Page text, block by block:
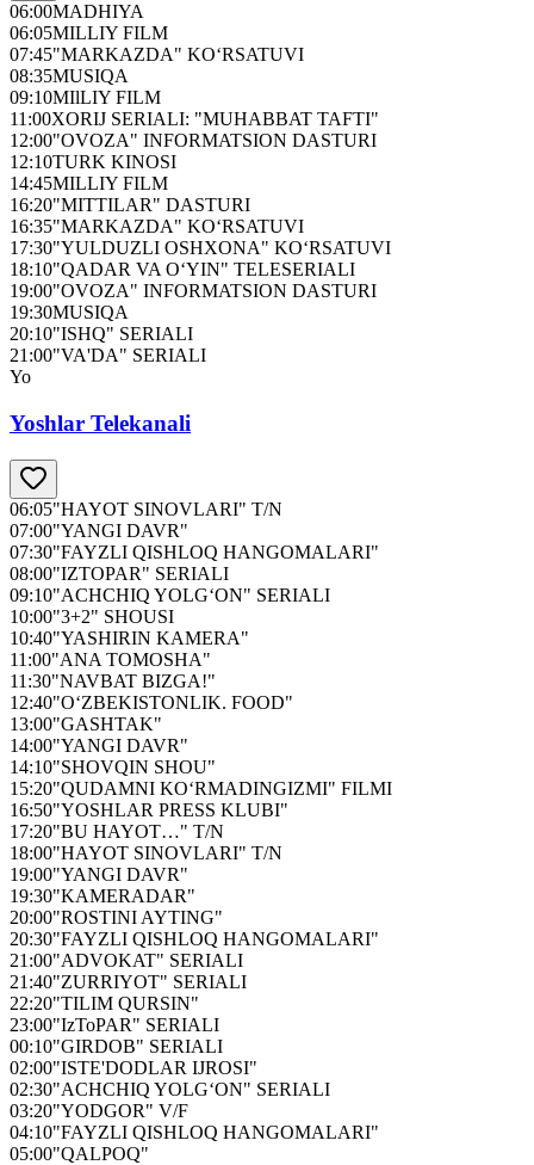
06:00MADHIYA
06:05MILLIY FILM
07:45"MARKAZDA" KO‘RSATUVI
08:35MUSIQA
09:10MIlLIY FILM
11:00XORIJ SERIALI: "MUHABBAT TAFTI"
12:00"OVOZA" INFORMATSION DASTURI
12:10TURK KINOSI
14:45MILLIY FILM
16:20"MITTILAR" DASTURI
16:35"MARKAZDA" KO‘RSATUVI
17:30"YULDUZLI OSHXONA" KO‘RSATUVI
18:10"QADAR VA O‘YIN" TELESERIALI
19:00"OVOZA" INFORMATSION DASTURI
19:30MUSIQA
20:10"ISHQ" SERIALI
21:00"VA'DA" SERIALI
Yo
Yoshlar Telekanali
06:05"HAYOT SINOVLARI" T/N
07:00"YANGI DAVR"
07:30"FAYZLI QISHLOQ HANGOMALARI"
08:00"IZTOPAR" SERIALI
09:10"ACHCHIQ YOLG‘ON" SERIALI
10:00"3+2" SHOUSI
10:40"YASHIRIN KAMERA"
11:00"ANA TOMOSHA"
11:30"NAVBAT BIZGA!"
12:40"O‘ZBEKISTONLIK. FOOD"
13:00"GASHTAK"
14:00"YANGI DAVR"
14:10"SHOVQIN SHOU"
15:20"QUDAMNI KO‘RMADINGIZMI" FILMI
16:50"YOSHLAR PRESS KLUBI"
17:20"BU HAYOT…" T/N
18:00"HAYOT SINOVLARI" T/N
19:00"YANGI DAVR"
19:30"KAMERADAR"
20:00"ROSTINI AYTING"
20:30"FAYZLI QISHLOQ HANGOMALARI"
21:00"ADVOKAT" SERIALI
21:40"ZURRIYOT" SERIALI
22:20"TILIM QURSIN"
23:00"IzToPAR" SERIALI
00:10"GIRDOB" SERIALI
02:00"ISTE'DODLAR IJROSI"
02:30"ACHCHIQ YOLG‘ON" SERIALI
03:20"YODGOR" V/F
04:10"FAYZLI QISHLOQ HANGOMALARI"
05:00"QALPOQ"